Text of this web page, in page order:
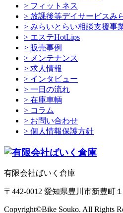
> フィットネス
> 放課後等デイサービスみ
> みらいとらい相談支援事
> エステHotLips
> 販売事例
> メンテナンス
> 求人情報
> インタビュー
> 一日の流れ
> 在庫車輌
> コラム
> お問い合わせ
> 個人情報保護方針
有限会社ばいく倉庫
〒442-0012 愛知県豊川市新豊町
Copyright©Bike Souko. All Rights